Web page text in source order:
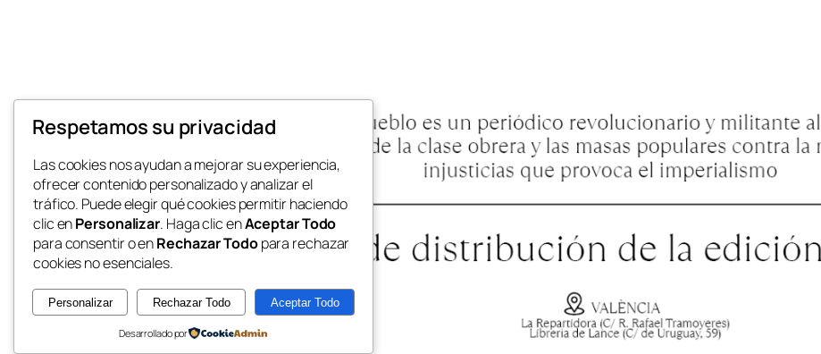
Respetamos su privacidad
Las cookies nos ayudan a mejorar su experiencia,
ofrecer contenido personalizado y analizar el
tráfico. Puede elegir qué cookies permitir haciendo
clic enPersonalizar. Haga clic enAceptar Todo
para consentir o enRechazar Todopara rechazar
cookies no esenciales.
Personalizar Rechazar Todo Aceptar Todo
Desarrollado por